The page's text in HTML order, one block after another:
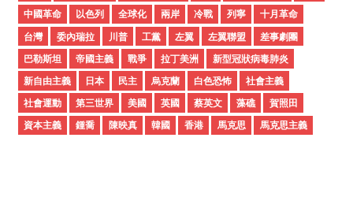
v
e
s
中國革命
以色列 全球化 兩岸 冷戰 列寧
十月革命
台灣
委內瑞拉 川普 工黨 左翼 左翼聯盟
差事劇團
巴勒斯坦
帝國主義 戰爭 拉丁美洲
新型冠狀病毒肺炎
新自由主義
日本 民主 烏克蘭 白色恐怖
社會主義
社會運動
第三世界 美國 英國 蔡英文 藻礁
賀照田
資本主義
鍾喬 陳映真 韓國 香港 馬克思 馬克思主義